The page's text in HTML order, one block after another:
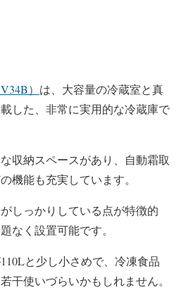
） は、大容量の冷蔵室と真
した、非常に実用的な冷蔵庫で
収納スペースがあり、自動霜取
機能も充実しています。
しっかりしている点が特徴的
なく設置可能です。
と少し小さめで、冷凍食品
干使いづらいかもしれません。